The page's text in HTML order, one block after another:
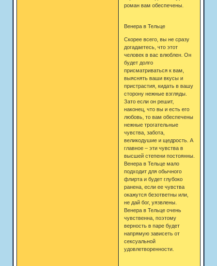
роман вам обеспечены.
Венера в Тельце
Скорее всего, вы не сразу
догадаетесь, что этот
человек в вас влюблен. Он
будет долго
присматриваться к вам,
выяснять ваши вкусы и
пристрастия, кидать в вашу
сторону нежные взгляды.
Зато если он решит,
наконец, что вы и есть его
любовь, то вам обеспечены
нежные трогательные
чувства, забота,
великодушие и щедрость. А
главное – эти чувства в
высшей степени постоянны.
Венера в Тельце мало
подходит для обычного
флирта и будет глубоко
ранена, если ее чувства
окажутся безответны или,
не дай бог, уязвлены.
Венера в Тельце очень
чувственна, поэтому
верность в паре будет
напрямую зависеть от
сексуальной
удовлетворенности.